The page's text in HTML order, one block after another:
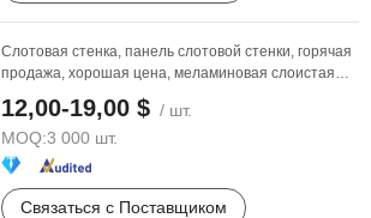
Слотовая стенка, панель слотовой стенки, горячая
продажа, хорошая цена, меламиновая слоистая
12,00-19,00 $ / шт.
MOQ:3 000 шт.
Связаться с Поставщиком